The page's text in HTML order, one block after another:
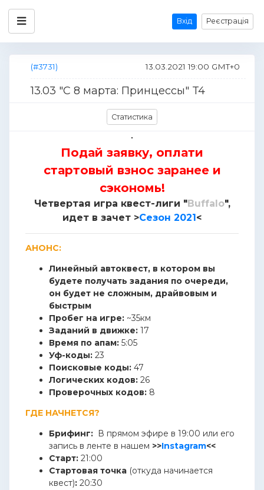
Вхід Реєстрація
(#3731) 13.03.2021 19:00 GMT+0
13.03 "С 8 марта: Принцессы" T4
Статистика
Подай заявку, оплати
стартовый взнос заранее и
сэкономь!
Четвертая игра квест-лиги "Buffalo",
идет в зачет >Сезон 2021<
АНОНС:
Линейный автоквест, в котором вы
будете получать задания по очереди,
он будет не сложным, драйвовым и
быстрым
Пробег на игре: ~35км
Заданий в движке: 17
Время по апам: 5:05
Уф-коды: 23
Поисковые коды: 47
Логических кодов: 26
Проверочных кодов: 8
ГДЕ НАЧНЕТСЯ?
Брифинг: В прямом эфире в 19:00 или его
запись в ленте в нашем >>Instagram<<
Старт: 21:00
Стартовая точка (откуда начинается
квест): 20:30